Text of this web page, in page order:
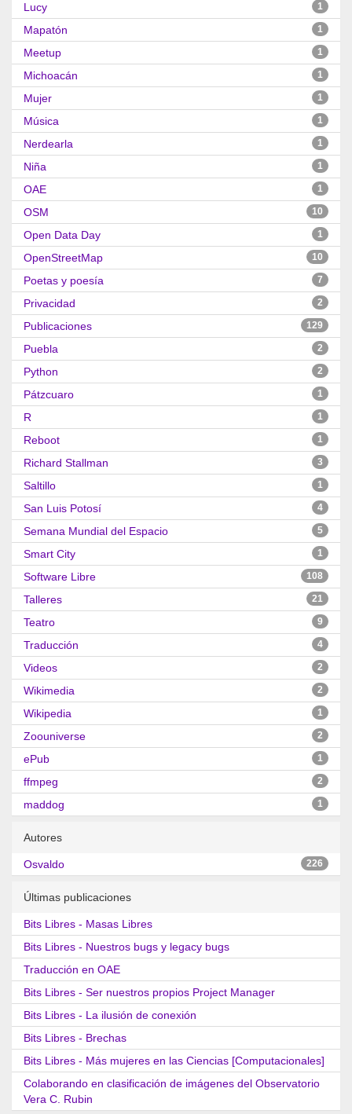
Lucy 1
Mapatón 1
Meetup 1
Michoacán 1
Mujer 1
Música 1
Nerdearla 1
Niña 1
OAE 1
OSM 10
Open Data Day 1
OpenStreetMap 10
Poetas y poesía 7
Privacidad 2
Publicaciones 129
Puebla 2
Python 2
Pátzcuaro 1
R 1
Reboot 1
Richard Stallman 3
Saltillo 1
San Luis Potosí 4
Semana Mundial del Espacio 5
Smart City 1
Software Libre 108
Talleres 21
Teatro 9
Traducción 4
Videos 2
Wikimedia 2
Wikipedia 1
Zoouniverse 2
ePub 1
ffmpeg 2
maddog 1
Autores
Osvaldo 226
Últimas publicaciones
Bits Libres - Masas Libres
Bits Libres - Nuestros bugs y legacy bugs
Traducción en OAE
Bits Libres - Ser nuestros propios Project Manager
Bits Libres - La ilusión de conexión
Bits Libres - Brechas
Bits Libres - Más mujeres en las Ciencias [Computacionales]
Colaborando en clasificación de imágenes del Observatorio
Vera C. Rubin